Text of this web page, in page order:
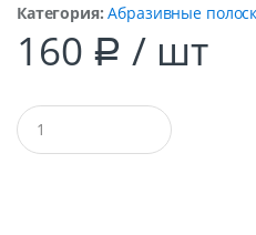
Категория:Абразивные
160 Р / шт
Q
u
a